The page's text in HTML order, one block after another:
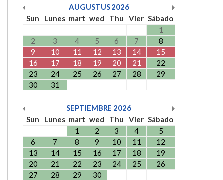
AUGUSTUS 2026
Sun
Lunes mart wed Thu Vier Sábado
1
2
3 4 5 6 7
8
9
10 11 12 13 14
15
16
17 18 19 20 21
22
23
24 25 26 27 28
29
30
31
SEPTIEMBRE 2026
Sun
Lunes mart wed Thu Vier Sábado
1
2 3 4
5
6
7 8 9 10 11
12
13
14 15 16 17 18
19
20
21 22 23 24 25
26
27
28 29 30